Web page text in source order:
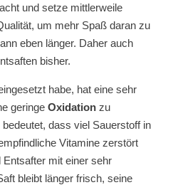
und setze mittlerweile
um mehr Spaß daran zu
eben länger. Daher auch
bisher.
habe, hat eine sehr
geringe Oxidation zu
dass viel Sauerstoff in
Vitamine zerstört
Entsafter mit einer sehr
bleibt länger frisch, seine